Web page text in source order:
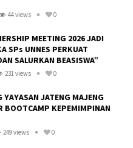
44 views 0
MEETING 2026 JADI
SPs UNNES PERKUAT
SALURKAN BEASISWA”
231 views 0
YAYASAN JATENG MAJENG
BOOTCAMP KEPEMIMPINAN
249 views 0